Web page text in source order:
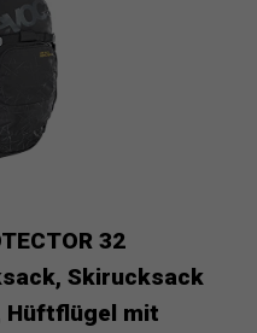
32
Skirucksack
Hüftflügel mit